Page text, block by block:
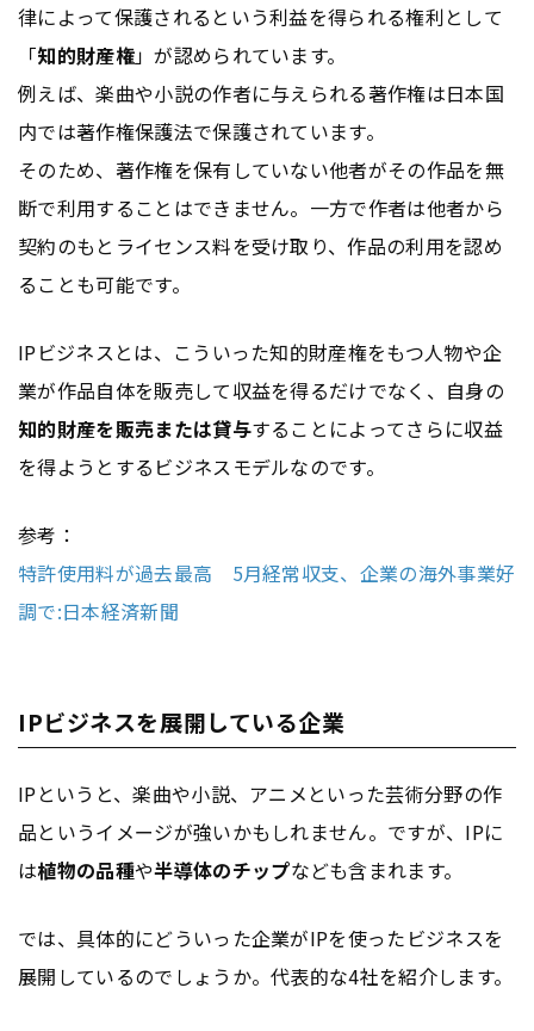
律によって保護されるという利益を得られる権利として
「知的財産権」が認められています。
例えば、楽曲や小説の作者に与えられる著作権は日本国
内では著作権保護法で保護されています。
そのため、著作権を保有していない他者がその作品を無
断で利用することはできません。一方で作者は他者から
契約のもとライセンス料を受け取り、作品の利用を認め
ることも可能です。
IPビジネスとは、こういった知的財産権をもつ人物や企
業が作品自体を販売して収益を得るだけでなく、自身の
知的財産を販売または貸与することによってさらに収益
を得ようとするビジネスモデルなのです。
参考：
特許使用料が過去最高 5月経常収支、企業の海外事業好
調で:日本経済新聞
IPビジネスを展開している企業
IPというと、楽曲や小説、アニメといった芸術分野の作
品というイメージが強いかもしれません。ですが、IPに
は植物の品種や半導体のチップなども含まれます。
では、具体的にどういった企業がIPを使ったビジネスを
展開しているのでしょうか。代表的な4社を紹介します。